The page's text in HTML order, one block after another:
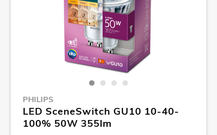
PHILIPS
LED SceneSwitch GU10 10-40-
100% 50W 355lm